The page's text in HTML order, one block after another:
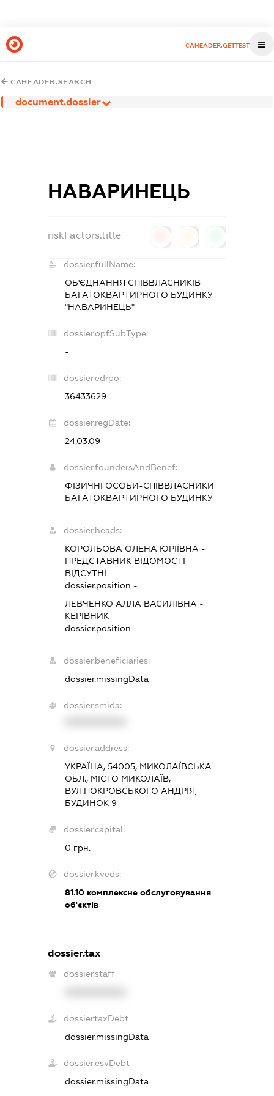
CAHEADER.GETTEST
CAHEADER.SEARCH
document.dossier
НАВАРИНЕЦЬ
riskFactors.title
dossier.fullName:
ОБ'ЄДНАННЯ СПІВВЛАСНИКІВ
БАГАТОКВАРТИРНОГО БУДИНКУ
"НАВАРИНЕЦЬ"
dossier.opfSubType:
-
dossier.edrpo:
36433629
dossier.regDate:
24.03.09
dossier.foundersAndBenef:
ФІЗИЧНІ ОСОБИ-СПІВВЛАСНИКИ
БАГАТОКВАРТИРНОГО БУДИНКУ
dossier.heads:
КОРОЛЬОВА ОЛЕНА ЮРІЇВНА -
ПРЕДСТАВНИК ВІДОМОСТІ
ВІДСУТНІ
dossier.position -
ЛЕВЧЕНКО АЛЛА ВАСИЛІВНА -
КЕРІВНИК
dossier.position -
dossier.beneficiaries:
dossier.missingData
dossier.smida:
dossier.address:
УКРАЇНА, 54005, МИКОЛАЇВСЬКА
ОБЛ., МІСТО МИКОЛАЇВ,
ВУЛ.ПОКРОВСЬКОГО АНДРІЯ,
БУДИНОК 9
dossier.capital:
0 грн.
dossier.kveds:
81.10комплексне обслуговування
об'єктів
dossier.tax
dossier.staff
dossier.taxDebt
dossier.missingData
dossier.esvDebt
dossier.missingData